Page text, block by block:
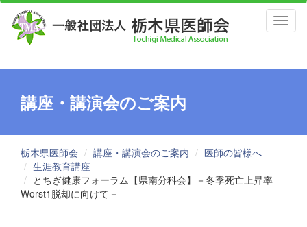
講座・講演会のご案内
栃木県医師会 講座・講演会のご案内
医師の皆様へ
生涯教育講座
とちぎ健康フォーラム【県南分科会】－冬季死亡上昇率
Worst1脱却に向けて－